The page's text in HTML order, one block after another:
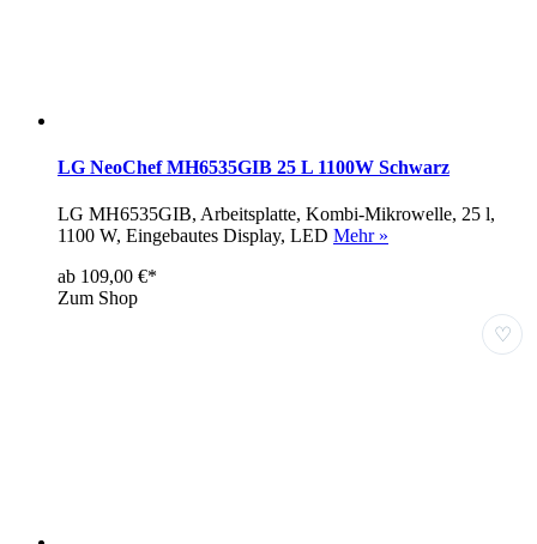
LG NeoChef MH6535GIB 25 L 1100W Schwarz
LG MH6535GIB, Arbeitsplatte, Kombi-Mikrowelle, 25 l,
1100 W, Eingebautes Display, LED Mehr »
ab 109,00 €*
Zum Shop
♡